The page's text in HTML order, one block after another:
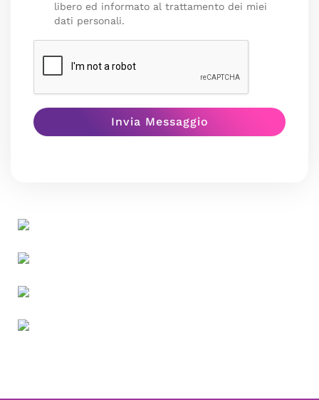
libero ed informato al trattamento dei miei
dati personali.